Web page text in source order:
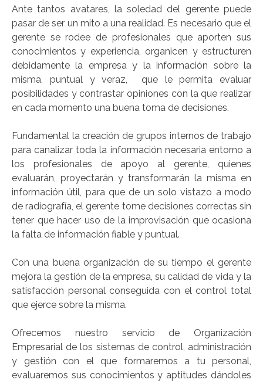
Ante tantos avatares, la soledad del gerente puede
pasar de ser un mito a una realidad. Es necesario que el
gerente se rodee de profesionales que aporten sus
conocimientos y experiencia, organicen y estructuren
debidamente la empresa y la información sobre la
misma, puntual y veraz, que le permita evaluar
posibilidades y contrastar opiniones con la que realizar
en cada momento una buena toma de decisiones.
Fundamental la creación de grupos internos de trabajo
para canalizar toda la información necesaria entorno a
los profesionales de apoyo al gerente, quienes
evaluarán, proyectarán y transformarán la misma en
información útil, para que de un solo vistazo a modo
de radiografía, el gerente tome decisiones correctas sin
tener que hacer uso de la improvisación que ocasiona
la falta de información fiable y puntual.
Con una buena organización de su tiempo el gerente
mejora la gestión de la empresa, su calidad de vida y la
satisfacción personal conseguida con el control total
que ejerce sobre la misma.
Ofrecemos nuestro servicio de Organización
Empresarial de los sistemas de control, administración
y gestión con el que formaremos a tu personal,
evaluaremos sus conocimientos y aptitudes dándoles